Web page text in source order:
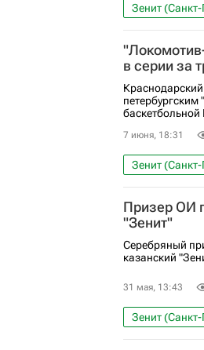
Зенит (Санкт-
в серии за
петербургским
7 июня, 18:31
Зенит (Санкт-
ПБК
Призер ОИ
"Зенит"
Серебряный
казанский
31 мая, 13:43
Зенит (Санкт-
Артём